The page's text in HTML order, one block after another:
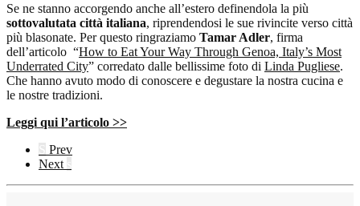
Se ne stanno accorgendo anche all’estero definendola la più
sottovalutata città italiana, riprendendosi le sue rivincite verso città
più blasonate. Per questo ringraziamo Tamar Adler, firma
dell’articolo “How to Eat Your Way Through Genoa, Italy’s Most
Underrated City” corredato dalle bellissime foto di Linda Pugliese.
Che hanno avuto modo di conoscere e degustare la nostra cucina e
le nostre tradizioni.
Leggi qui l’articolo >>
Prev
Next